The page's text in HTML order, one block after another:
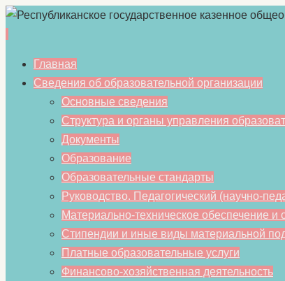
Перейти
содержимому
Главная
Сведения об образовательной организации
Основные сведения
Структура и органы управления
Документы
Образование
Образовательные стандарты
Руководство. Педагогический (научно-
Материально-техническое обеспечение и
Стипендии и иные виды материальной
Платные образовательные услуги
Финансово-хозяйственная деятельность